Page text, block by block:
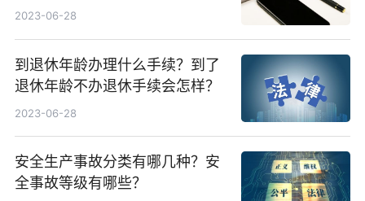
2023-06-28
到退休年龄办理什么手续？到了
退休年龄不办退休手续会怎样？
2023-06-28
安全生产事故分类有哪几种？安
全事故等级有哪些？